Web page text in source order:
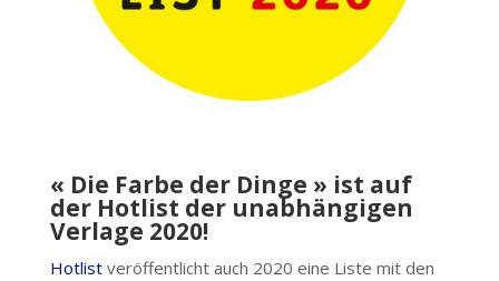
« Die Farbe der Dinge » ist auf
der Hotlist der unabhängigen
Verlage 2020!
Hotlistveröffentlicht auch 2020 eine Liste mit den